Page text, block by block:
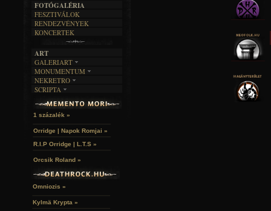
FOTÓGALÉRIA
FESZTIVÁLOK
RENDEZVÉNYEK
KONCERTEK
ART
GALERIART
ARTGALERI
KÉPREGÉNYEK
LAKÁSKULTS
MONUMENTUM
TEMETŐK
TEMPLOMOK
VÁRAK
HELYEK
NEKRETRO
SZUBKULT
FEKETE LYUK
RELIKVIÁK
SCRIPTA
NOVELLÁK
VERSEK
1 százalék »
Orridge | Napok Romjai »
R.I.P Orridge | L.T.S »
Orcsik Roland »
Omniozis »
Kylmä Krypta »